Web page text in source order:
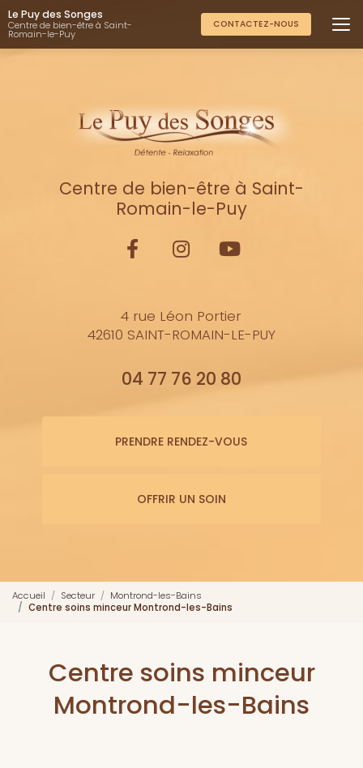
Aller
au
contenu
principal
Le Puy des Songes
Centre de bien-être à Saint-
Romain-le-Puy
CONTACTEZ-NOUS
Centre de bien-être à Saint-
Romain-le-Puy
4 rue Léon Portier
42610 SAINT-ROMAIN-LE-PUY
04 77 76 20 80
PRENDRE RENDEZ-VOUS
OFFRIR UN SOIN
Accueil Secteur
Montrond-les-Bains
Centre soins minceur Montrond-les-Bains
Centre soins minceur
Montrond-les-Bains